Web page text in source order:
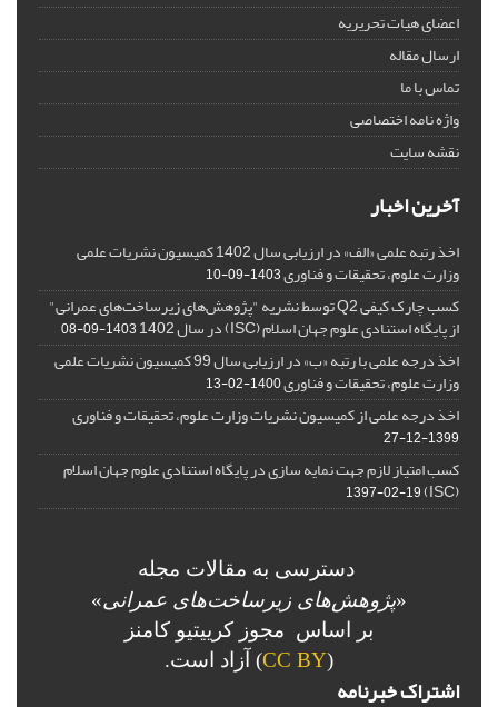
اعضای هیات تحریریه
ارسال مقاله
تماس با ما
واژه نامه اختصاصی
نقشه سایت
آخرین اخبار
اخذ رتبه علمی «الف» در ارزیابی سال 1402 کمیسیون نشریات علمی
وزارت علوم، تحقیقات و فناوری1403-09-10
کسب چارک کیفی Q2 توسط نشریه "پژوهش‌های زیرساخت‌های عمرانی"
از پایگاه استنادی علوم جهان اسلام (ISC) در سال 1402 1403-09-08
اخذ درجه علمی با رتبه «ب» در ارزیابی سال 99 کمیسیون نشریات علمی
وزارت علوم، تحقیقات و فناوری1400-02-13
اخذ درجه علمی از کمیسیون نشریات وزارت علوم، تحقیقات و فناوری
1399-12-27
کسب امتیاز لازم جهت نمایه سازی در پایگاه استنادی علوم جهان اسلام
(ISC)
1397-02-19
دسترسی به مقالات مجله
«پژوهش‌های زیرساخت‌های عمرانی»
بر اساس مجوز کرییتیو کامنز
(
CC BY) آزاد است.
اشتراک خبرنامه